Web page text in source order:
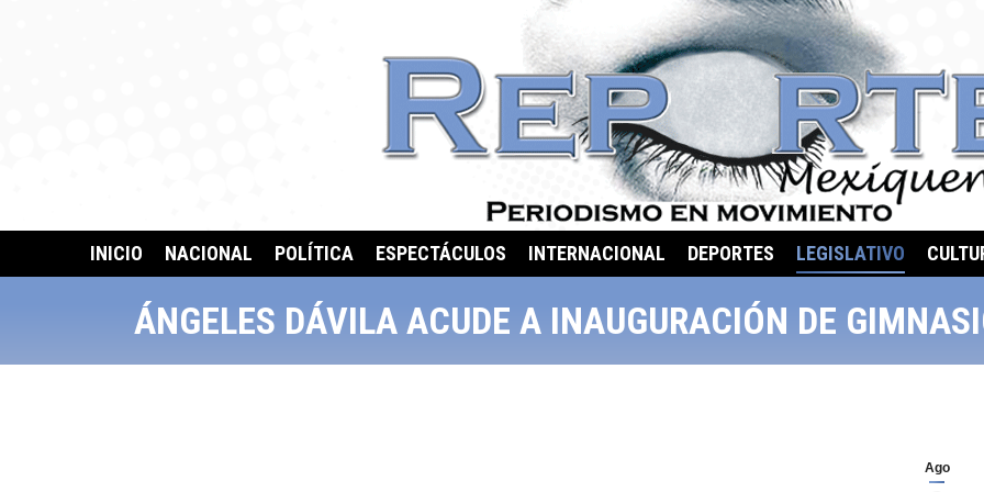
INICIO NACIONAL POLÍTICA ESPECTÁCULOS INTERNACIONAL DEPORTES LEGISLATIVO
ÁNGELES DÁVILA ACUDE A INAUGURACIÓN DE
Ago